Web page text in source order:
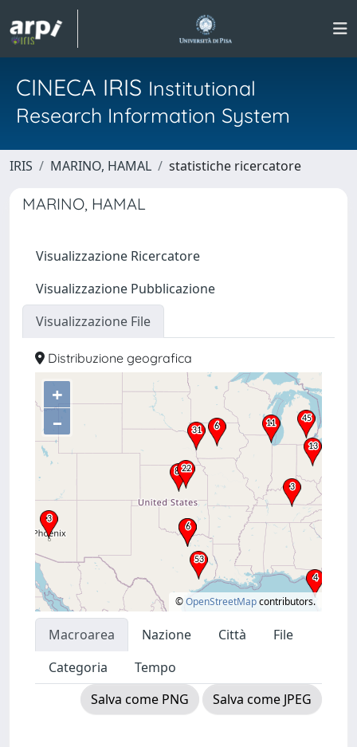
CINECA IRIS Institutional
Research Information System
IRIS MARINO, HAMAL statistiche ricercatore
MARINO, HAMAL
Visualizzazione Ricercatore
Visualizzazione Pubblicazione
Visualizzazione File
Distribuzione geografica
+
–
©OpenStreetMapcontributors.
Macroarea Nazione Città
File
Categoria
Tempo
Salva come PNG
Salva come JPEG